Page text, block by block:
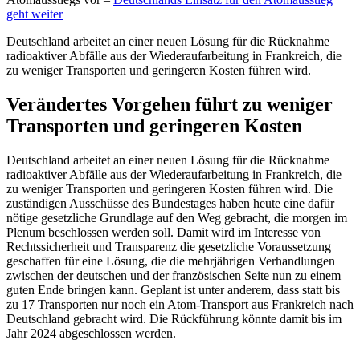
geht weiter
Deutschland arbeitet an einer neuen Lösung für die Rücknahme
radioaktiver Abfälle aus der Wiederaufarbeitung in Frankreich, die
zu weniger Transporten und geringeren Kosten führen wird.
Verändertes Vorgehen führt zu weniger
Transporten und geringeren Kosten
Deutschland arbeitet an einer neuen Lösung für die Rücknahme
radioaktiver Abfälle aus der Wiederaufarbeitung in Frankreich, die
zu weniger Transporten und geringeren Kosten führen wird. Die
zuständigen Ausschüsse des Bundestages haben heute eine dafür
nötige gesetzliche Grundlage auf den Weg gebracht, die morgen im
Plenum beschlossen werden soll. Damit wird im Interesse von
Rechtssicherheit und Transparenz die gesetzliche Voraussetzung
geschaffen für eine Lösung, die die mehrjährigen Verhandlungen
zwischen der deutschen und der französischen Seite nun zu einem
guten Ende bringen kann. Geplant ist unter anderem, dass statt bis
zu 17 Transporten nur noch ein Atom-Transport aus Frankreich nach
Deutschland gebracht wird. Die Rückführung könnte damit bis im
Jahr 2024 abgeschlossen werden.